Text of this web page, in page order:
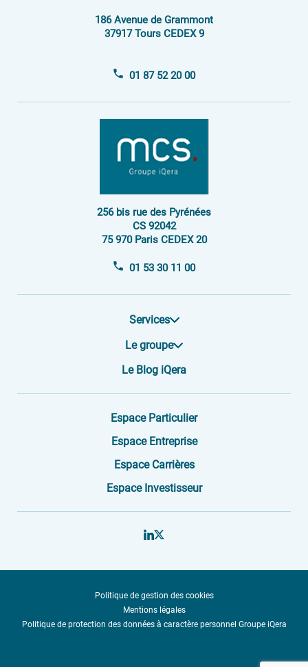
186 Avenue de Grammont
37917 Tours CEDEX 9
01 87 52 20 00
256 bis rue des Pyrénées
CS 92042
75 970 Paris CEDEX 20
01 53 30 11 00
Services
Le groupe
Le Blog iQera
Espace Particulier
Espace Entreprise
Espace Carrières
Espace Investisseur
Politique de gestion des cookies
Mentions légales
Politique de protection des données à caractère personnel Groupe iQera